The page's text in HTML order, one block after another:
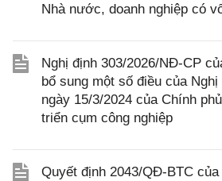
Nhà nước, doanh nghiệp có
Nghị định 303/2026/NĐ-CP
bổ sung một số điều của
ngày 15/3/2024 của Chính
triển cụm công nghiệp
Quyết định 2043/QĐ-BTC